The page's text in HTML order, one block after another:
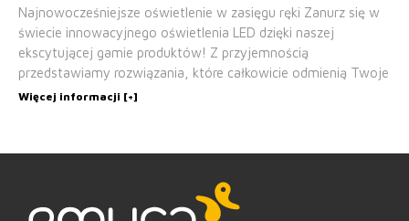
Najnowocześniejsze oświetlenie w zasięgu ręki Zanurz się w
świecie innowacyjnego oświetlenia LED dzięki naszej
ekscytującej gamie produktów! Z przyjemnością
przedstawiamy rozwiązania, które całkowicie odmienią Twoje
Więcej informacji [+]